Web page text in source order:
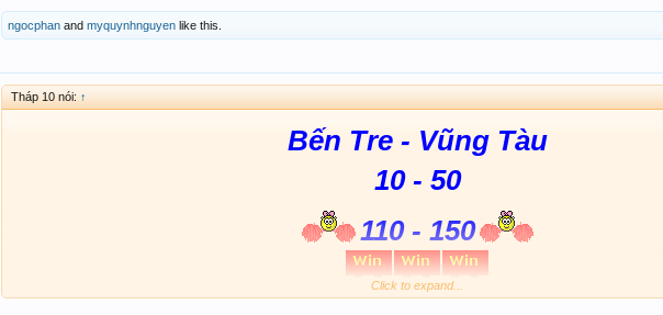
ngocphan and myquynhnguyen like this.
Tháp 10 nói: ↑
Bến Tre - Vũng Tàu
10 - 50
110 - 150
Click to expand...